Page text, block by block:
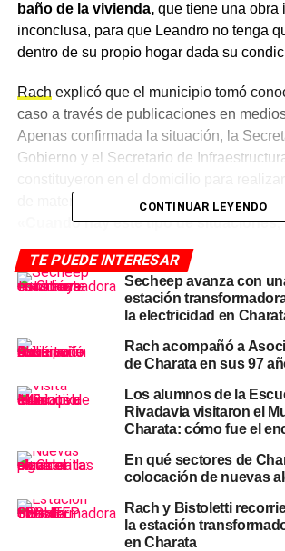
baño de la vivienda,que tiene una obra
inconclusa, para que Leandro no tenga
dentro de su propio hogar dada su
Rach explicó que el municipio tomó
caso a través de publicaciones en
Apenas confirmada la situación, la
Gobierno y el Secretario de
de materiales y estimar el costo de la
«Cuando hay este tipo de situaciones,
necesidad sea cierta para poder
intendente.
Baño, cámara séptica
de pensión
El relevamiento determinó que la obra
instalación de cañerías, construcción de
séptica y el cierre completo del baño.
bien en la vivienda hay otros ambientes
iniciados,la prioridad es el baño
construcción se irá evaluando en una
CONTINUAR LEYENDO
TE PUEDE INTERESAR
Secheep avanza con
estación
la electricidad en
Rach acompañó a
de Charata en sus 97
Los alumnos de la
Rivadavia visitaron el
Charata: cómo fue el
En qué sectores de
colocación de nuevas
Rach y Bistoletti
la estación
en Charata